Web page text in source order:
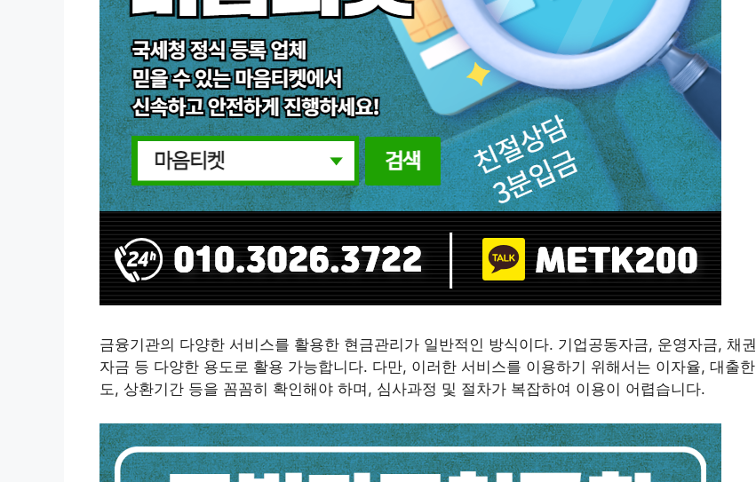
금융기관의 다양한 서비스를 활용한 현금관리가 일반적인 방식이다. 기업공동자금, 운영자금, 채권
자금 등 다양한 용도로 활용 가능합니다. 다만, 이러한 서비스를 이용하기 위해서는 이자율, 대출한
도, 상환기간 등을 꼼꼼히 확인해야 하며, 심사과정 및 절차가 복잡하여 이용이 어렵습니다.